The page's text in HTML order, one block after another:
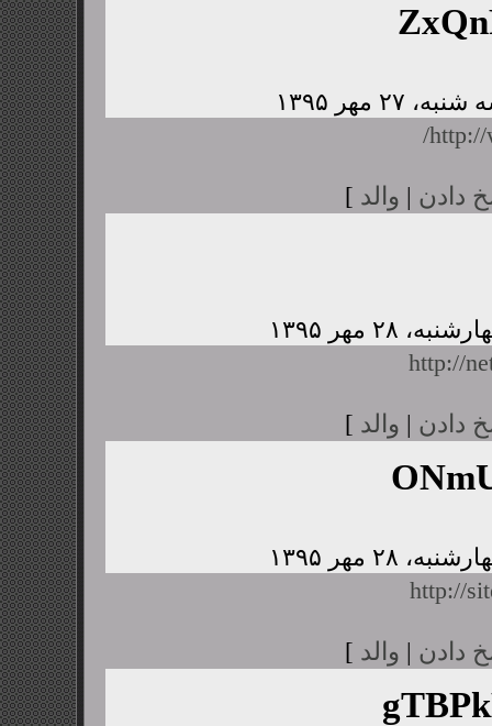
http://
دادن | والد ]
http://
دادن | والد ]
http://
دادن | والد ]